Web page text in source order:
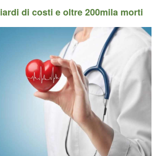
di costi e oltre 200mila morti